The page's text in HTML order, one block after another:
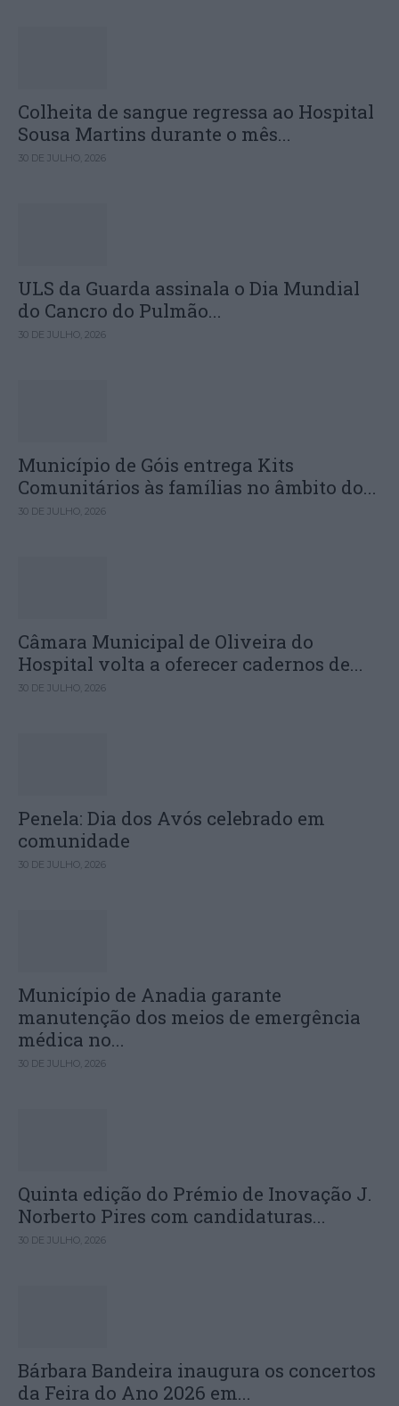
Colheita de sangue regressa ao Hospital
Sousa Martins durante o mês...
30 DE JULHO, 2026
ULS da Guarda assinala o Dia Mundial
do Cancro do Pulmão...
30 DE JULHO, 2026
Município de Góis entrega Kits
Comunitários às famílias no âmbito do...
30 DE JULHO, 2026
Câmara Municipal de Oliveira do
Hospital volta a oferecer cadernos de...
30 DE JULHO, 2026
Penela: Dia dos Avós celebrado em
comunidade
30 DE JULHO, 2026
Município de Anadia garante
manutenção dos meios de emergência
médica no...
30 DE JULHO, 2026
Quinta edição do Prémio de Inovação J.
Norberto Pires com candidaturas...
30 DE JULHO, 2026
Bárbara Bandeira inaugura os concertos
da Feira do Ano 2026 em...